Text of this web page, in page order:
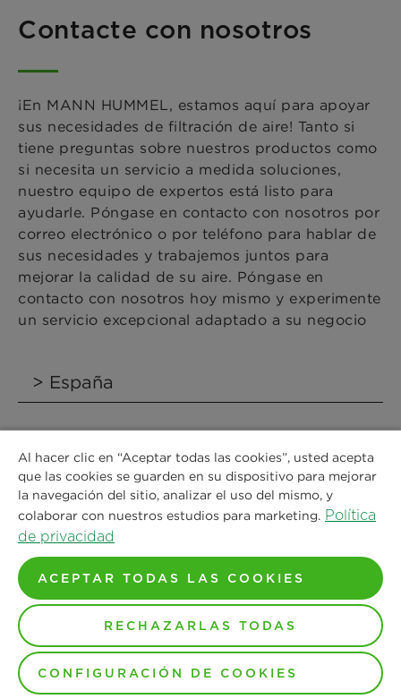
Contacte con nosotros
¡En MANN HUMMEL, estamos aquí para apoyar
sus necesidades de filtración de aire! Tanto si
tiene preguntas sobre nuestros productos como
si necesita un servicio a medida soluciones,
nuestro equipo de expertos está listo para
ayudarle. Póngase en contacto con nosotros por
correo electrónico o por teléfono para hablar de
sus necesidades y trabajemos juntos para
mejorar la calidad de su aire. Póngase en
contacto con nosotros hoy mismo y experimente
un servicio excepcional adaptado a su negocio
+34 976 28 7300
GRUPO MANN+HUMMEL
Compañía
SERVICIO
Al hacer clic en “Aceptar todas las cookies”, usted acepta
que las cookies se guarden en su dispositivo para mejorar
la navegación del sitio, analizar el uso del mismo, y
colaborar con nuestros estudios para marketing. Política
de privacidad
ACEPTAR TODAS LAS COOKIES
RECHAZARLAS TODAS
CONFIGURACIÓN DE COOKIES